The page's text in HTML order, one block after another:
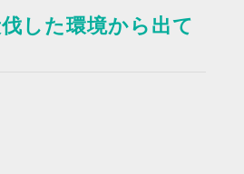
した環境から出て